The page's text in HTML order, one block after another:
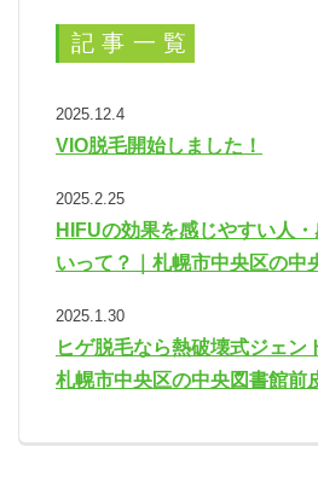
記事一覧
2025.12.4
VIO脱毛開始しました！
2025.2.25
HIFUの効果を感じやすい人
いって？｜札幌市中央区の中
2025.1.30
ヒゲ脱毛なら熱破壊式ジェン
札幌市中央区の中央図書館前